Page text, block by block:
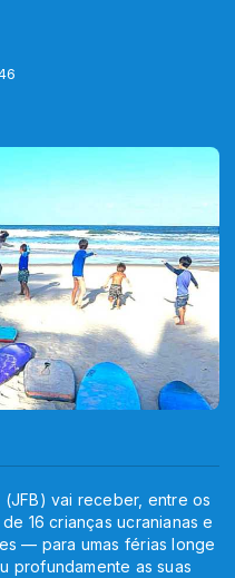
vai receber, entre os
16 crianças ucranianas e
— para umas férias longe
profundamente as suas